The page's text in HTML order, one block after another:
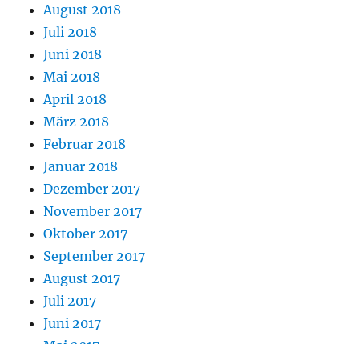
August 2018
Juli 2018
Juni 2018
Mai 2018
April 2018
März 2018
Februar 2018
Januar 2018
Dezember 2017
November 2017
Oktober 2017
September 2017
August 2017
Juli 2017
Juni 2017